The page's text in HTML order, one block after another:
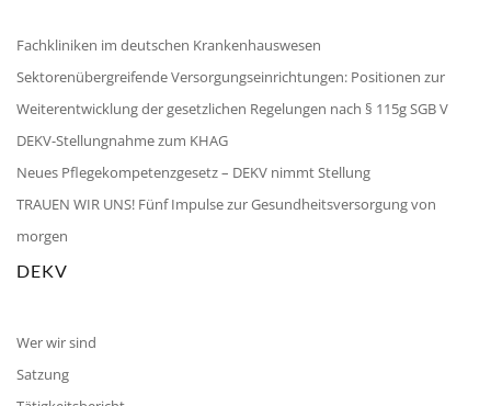
Fachkliniken im deutschen Krankenhauswesen
Sektorenübergreifende Versorgungseinrichtungen: Positionen zur
Weiterentwicklung der gesetzlichen Regelungen nach § 115g SGB V
DEKV-Stellungnahme zum KHAG
Neues Pflegekompetenzgesetz – DEKV nimmt Stellung
TRAUEN WIR UNS! Fünf Impulse zur Gesundheitsversorgung von
morgen
DEKV
Wer wir sind
Satzung